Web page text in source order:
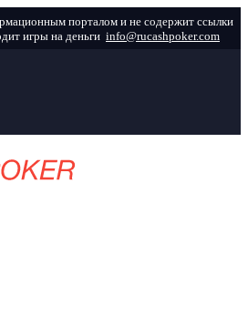
info@rucashpoker.com